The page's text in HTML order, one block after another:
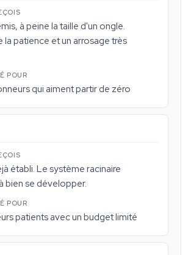
à peine la taille d'un ongle.
la patience et un arrosage très
qui aiment partir de zéro
établi. Le système racinaire
bien se développer.
patients avec un budget limité